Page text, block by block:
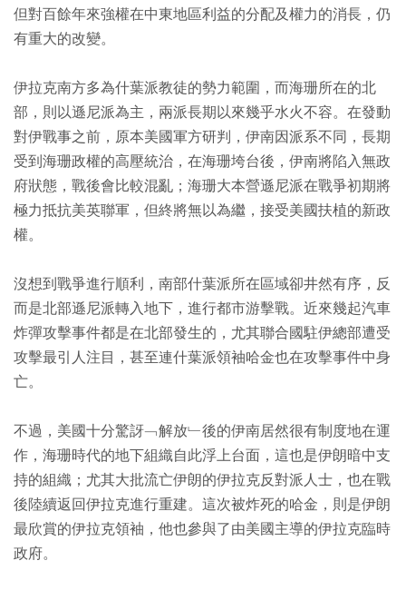
但對百餘年來強權在中東地區利益的分配及權力的消長，仍
有重大的改變。
伊拉克南方多為什葉派教徒的勢力範圍，而海珊所在的北
部，則以遜尼派為主，兩派長期以來幾乎水火不容。在發動
對伊戰事之前，原本美國軍方研判，伊南因派系不同，長期
受到海珊政權的高壓統治，在海珊垮台後，伊南將陷入無政
府狀態，戰後會比較混亂；海珊大本營遜尼派在戰爭初期將
極力抵抗美英聯軍，但終將無以為繼，接受美國扶植的新政
權。
沒想到戰爭進行順利，南部什葉派所在區域卻井然有序，反
而是北部遜尼派轉入地下，進行都市游擊戰。近來幾起汽車
炸彈攻擊事件都是在北部發生的，尤其聯合國駐伊總部遭受
攻擊最引人注目，甚至連什葉派領袖哈金也在攻擊事件中身
亡。
不過，美國十分驚訝﹁解放﹂後的伊南居然很有制度地在運
作，海珊時代的地下組織自此浮上台面，這也是伊朗暗中支
持的組織；尤其大批流亡伊朗的伊拉克反對派人士，也在戰
後陸續返回伊拉克進行重建。這次被炸死的哈金，則是伊朗
最欣賞的伊拉克領袖，他也參與了由美國主導的伊拉克臨時
政府。